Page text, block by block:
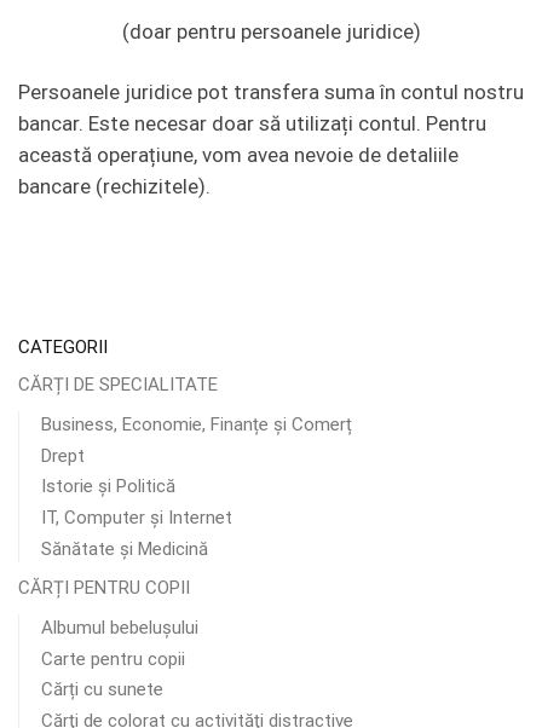
(doar pentru persoanele juridice)
Persoanele juridice pot transfera suma în contul nostru
bancar. Este necesar doar să utilizați contul. Pentru
această operațiune, vom avea nevoie de detaliile
bancare (rechizitele).
CATEGORII
CĂRȚI DE SPECIALITATE
Business, Economie, Finanțe și Comerț
Drept
Istorie și Politică
IT, Computer și Internet
Sănătate și Medicină
CĂRȚI PENTRU COPII
Albumul bebelușului
Carte pentru copii
Cărți cu sunete
Cărţi de colorat cu activităţi distractive